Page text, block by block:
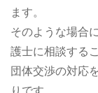
ます。
そのような場合
護士に相談する
団体交渉の対応